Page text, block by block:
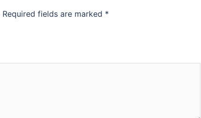
Required fields are marked *